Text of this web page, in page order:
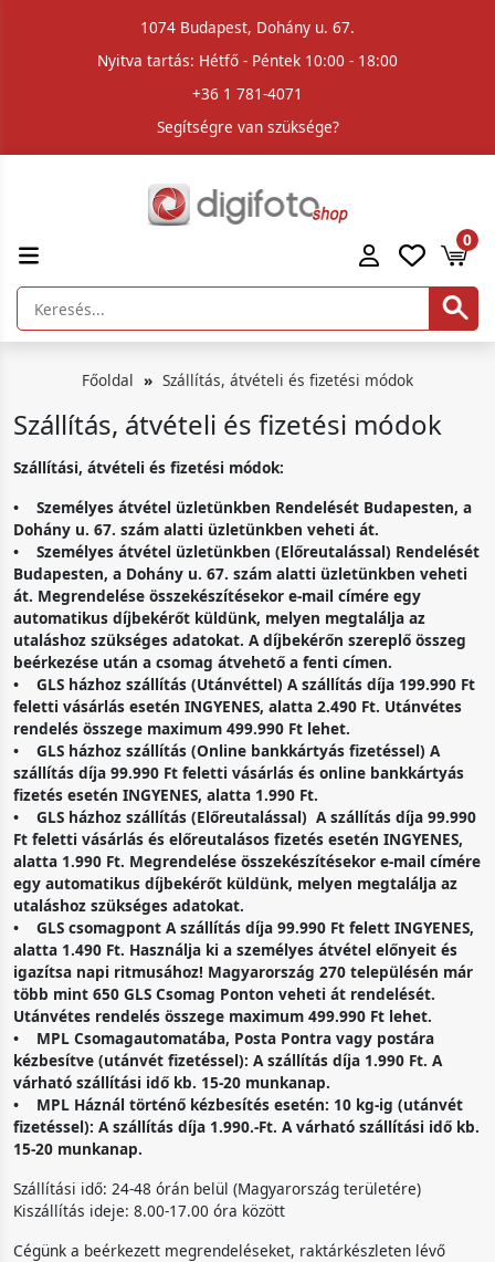
1074 Budapest, Dohány u. 67.
Nyitva tartás: Hétfő - Péntek 10:00 - 18:00
+36 1 781-4071
Segítségre van szüksége?
0
Főoldal Szállítás, átvételi és fizetési módok
Szállítás, átvételi és fizetési módok
Szállítási, átvételi és fizetési módok:
• Személyes átvétel üzletünkben Rendelését Budapesten, a
Dohány u. 67. szám alatti üzletünkben veheti át.
• Személyes átvétel üzletünkben (Előreutalással) Rendelését
Budapesten, a Dohány u. 67. szám alatti üzletünkben veheti
át. Megrendelése összekészítésekor e-mail címére egy
automatikus díjbekérőt küldünk, melyen megtalálja az
utaláshoz szükséges adatokat. A díjbekérőn szereplő összeg
beérkezése után a csomag átvehető a fenti címen.
• GLS házhoz szállítás (Utánvéttel) A szállítás díja 199.990 Ft
feletti vásárlás esetén INGYENES, alatta 2.490 Ft. Utánvétes
rendelés összege maximum 499.990 Ft lehet.
• GLS házhoz szállítás (Online bankkártyás fizetéssel) A
szállítás díja 99.990 Ft feletti vásárlás és online bankkártyás
fizetés esetén INGYENES, alatta 1.990 Ft.
• GLS házhoz szállítás (Előreutalással) A szállítás díja 99.990
Ft feletti vásárlás és előreutalásos fizetés esetén INGYENES,
alatta 1.990 Ft. Megrendelése összekészítésekor e-mail címére
egy automatikus díjbekérőt küldünk, melyen megtalálja az
utaláshoz szükséges adatokat.
• GLS csomagpont A szállítás díja 99.990 Ft felett INGYENES,
alatta 1.490 Ft. Használja ki a személyes átvétel előnyeit és
igazítsa napi ritmusához! Magyarország 270 településén már
több mint 650 GLS Csomag Ponton veheti át rendelését.
Utánvétes rendelés összege maximum 499.990 Ft lehet.
• MPL Csomagautomatába, Posta Pontra vagy postára
kézbesítve (utánvét fizetéssel): A szállítás díja 1.990 Ft. A
várható szállítási idő kb. 15-20 munkanap.
• MPL Háznál történő kézbesítés esetén: 10 kg-ig (utánvét
fizetéssel): A szállítás díja 1.990.-Ft. A várható szállítási idő kb.
15-20 munkanap.
Szállítási idő: 24-48 órán belül (Magyarország területére)
Kiszállítás ideje: 8.00-17.00 óra között
Cégünk a beérkezett megrendeléseket, raktárkészleten lévő